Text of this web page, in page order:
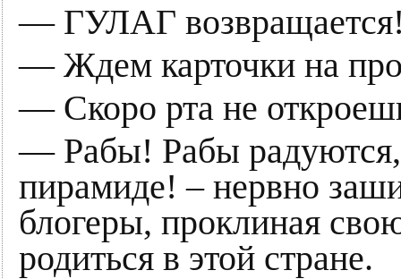
— ГУЛАГ
— Ждем карточки на
— Скоро рта не
— Рабы! Рабы радуются,
пирамиде! – нервно
блогеры, проклиная
родиться в этой стране.